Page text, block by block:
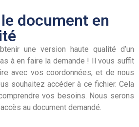
document en
une version haute qualité d’un
à en faire la demande ! Il vous suffit
avec vos coordonnées, et de nous
souhaitez accéder à ce fichier. Cela
vos besoins. Nous serons
au document demandé.